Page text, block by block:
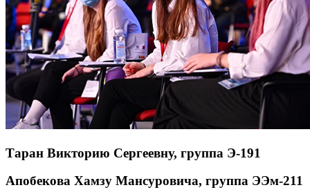
Таран Викторию Сергеевну, группа Э-191
Апобекова Хамзу Мансуровича, группа ЭЭм-211